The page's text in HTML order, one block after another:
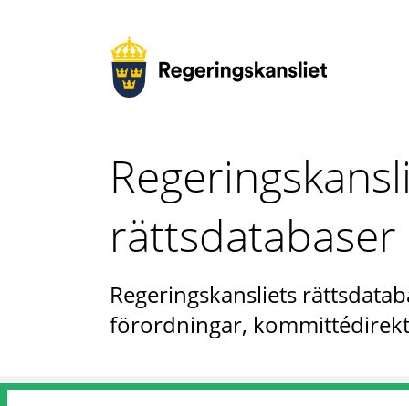
rättsdatabaser
Regeringskansliets
förordningar,